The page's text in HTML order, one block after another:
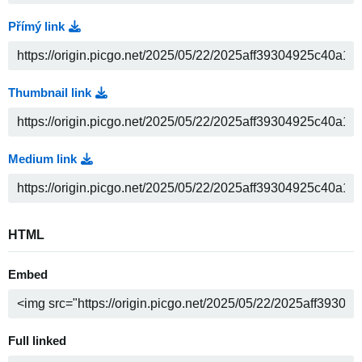
Přímý link
Thumbnail link
Medium link
HTML
Embed
Full linked